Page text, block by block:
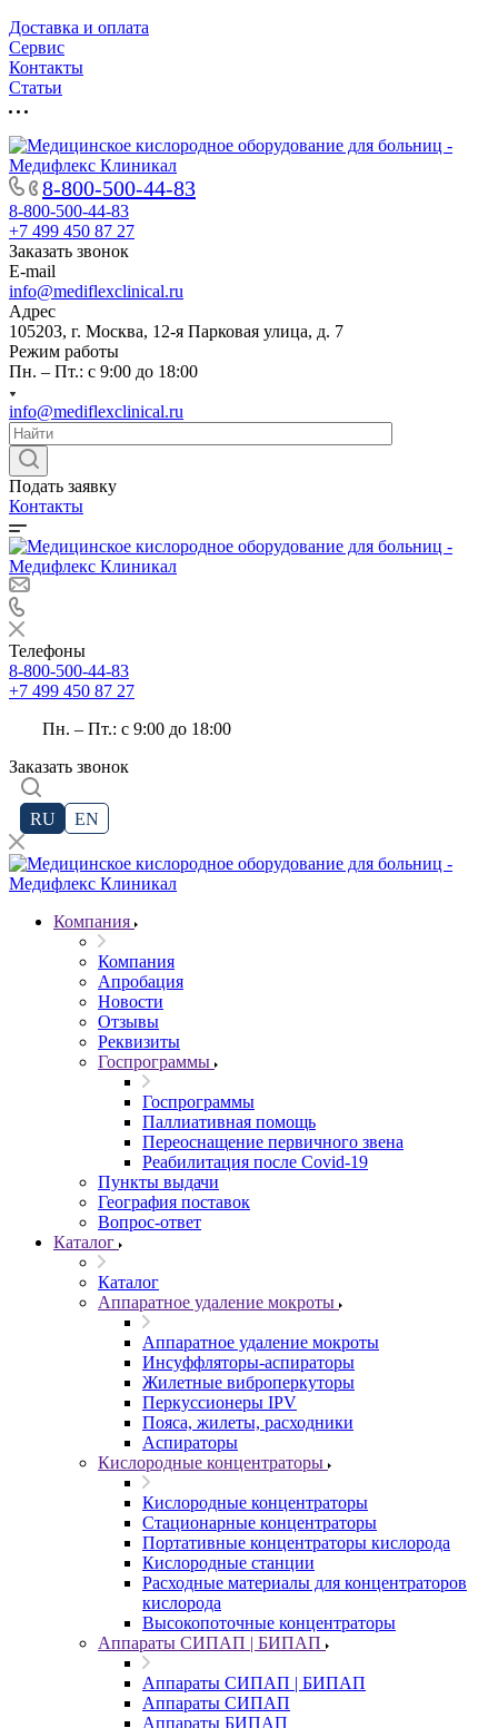
Доставка и оплата
Cервис
Контакты
Статьи
8-800-500-44-83
8-800-500-44-83
+7 499 450 87 27
Заказать звонок
E-mail
info@mediflexclinical.ru
Адрес
105203, г. Москва, 12-я Парковая улица, д. 7
Режим работы
Пн. – Пт.: с 9:00 до 18:00
info@mediflexclinical.ru
Подать заявку
Контакты
Телефоны
8-800-500-44-83
+7 499 450 87 27
Пн. – Пт.: с 9:00 до 18:00
Заказать звонок
RU EN
Компания
Компания
Апробация
Новости
Отзывы
Реквизиты
Госпрограммы
Госпрограммы
Паллиативная помощь
Переоснащение первичного звена
Реабилитация после Covid-19
Пункты выдачи
География поставок
Вопрос-ответ
Каталог
Каталог
Аппаратное удаление мокроты
Аппаратное удаление мокроты
Инсуффляторы-аспираторы
Жилетные виброперкуторы
Перкуссионеры IPV
Пояса, жилеты, расходники
Аспираторы
Кислородные концентраторы
Кислородные концентраторы
Стационарные концентраторы
Портативные концентраторы кислорода
Кислородные станции
Расходные материалы для концентраторов
кислорода
Высокопоточные концентраторы
Аппараты СИПАП | БИПАП
Аппараты СИПАП | БИПАП
Аппараты СИПАП
Аппараты БИПАП